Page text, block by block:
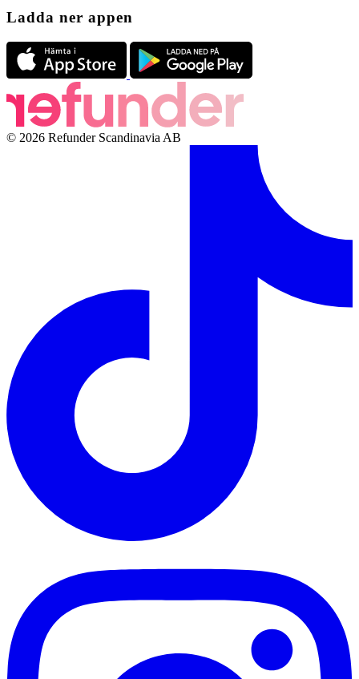
Ladda ner appen
© 2026 Refunder Scandinavia AB